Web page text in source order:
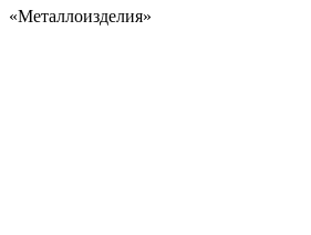
«Металлоизделия»